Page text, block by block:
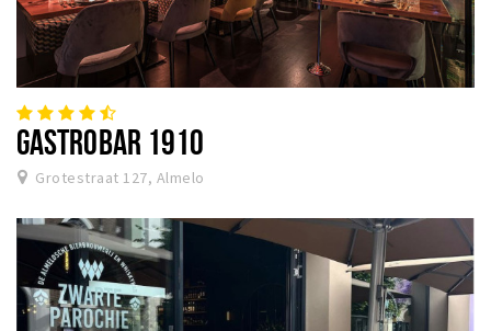
GASTROBAR 1910
Grotestraat 127, Almelo